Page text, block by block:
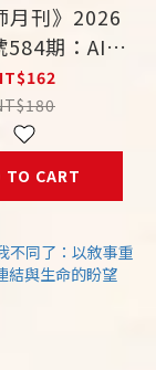
月刊》2026
584期：AI越
友，還是新
慮？
TO CART